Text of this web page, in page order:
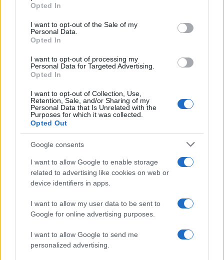
use your data for below specified purposes in below Google
consent section.
Opted In
I want to opt-out of the Sale of my
Personal Data.
Opted In
I want to opt-out of processing my
Personal Data for Targeted Advertising.
Opted In
I want to opt-out of Collection, Use,
Retention, Sale, and/or Sharing of my
Personal Data that Is Unrelated with the
Purposes for which it was collected.
Opted Out
Google consents
I want to allow Google to enable storage
related to advertising like cookies on web or
device identifiers in apps.
I want to allow my user data to be sent to
Google for online advertising purposes.
I want to allow Google to send me
personalized advertising.
08:3324.12.22
Βασίλης Τερλέγκας: Οι άνδρες πάνε με το
πάθος τους, οι γυναίκες με την καρδιά τους